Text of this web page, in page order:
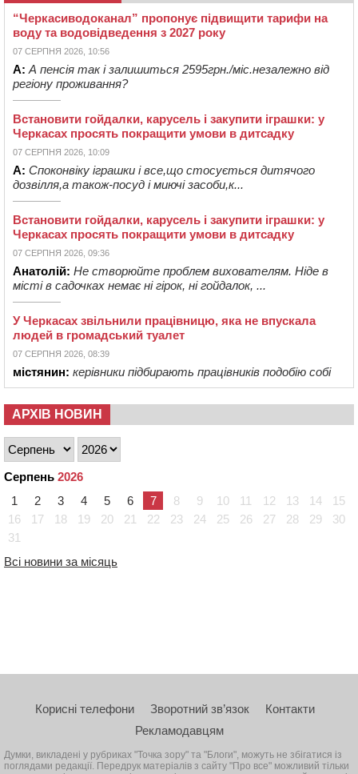
“Черкасиводоканал” пропонує підвищити тарифи на
воду та водовідведення з 2027 року
07 СЕРПНЯ 2026, 10:56
А: А пенсія так і залишиться 2595грн./міс.незалежно від
регіону проживання?
Встановити гойдалки, карусель і закупити іграшки: у
Черкасах просять покращити умови в дитсадку
07 СЕРПНЯ 2026, 10:09
А: Споконвіку іграшки і все,що стосується дитячого
дозвілля,а також-посуд і миючі засоби,к...
Встановити гойдалки, карусель і закупити іграшки: у
Черкасах просять покращити умови в дитсадку
07 СЕРПНЯ 2026, 09:36
Анатолій: Не створюйте проблем вихователям. Ніде в
місті в садочках немає ні гірок, ні гойдалок, ...
У Черкасах звільнили працівницю, яка не впускала
людей в громадський туалет
07 СЕРПНЯ 2026, 08:39
містянин: керівники підбирають працівників подобію собі
АРХІВ НОВИН
Серпень 2026
1
2 3 4 5 6 7 8 9 10 11 12 13 14
15
16
17 18 19 20 21 22 23 24 25 26 27 28 29
30
31
Всі новини за місяць
Корисні телефони Зворотний зв’язок
Контакти
Рекламодавцям
Думки, викладені у рубриках "Точка зору" та "Блоги", можуть не збігатися із
поглядами редакції. Передрук матеріалів з сайту "Про все" можливий тільки